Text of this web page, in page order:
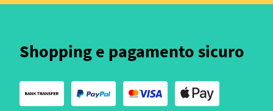
Shopping e pagamento sicuro